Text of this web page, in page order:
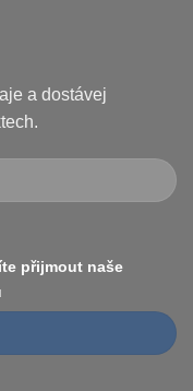
a dostávej
přijmout naše